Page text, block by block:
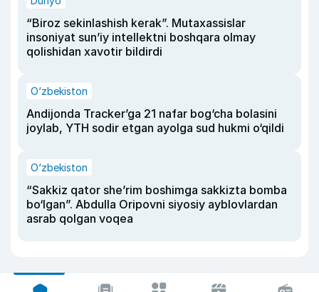
“Biroz sekinlashish kerak”. Mutaxassislar
insoniyat sun’iy intellektni boshqara olmay
qolishidan xavotir bildirdi
O‘zbekiston
Andijonda Tracker’ga 21 nafar bog‘cha bolasini
joylab, YTH sodir etgan ayolga sud hukmi o‘qildi
O‘zbekiston
“Sakkiz qator she’rim boshimga sakkizta bomba
bo‘lgan”. Abdulla Oripovni siyosiy ayblovlardan
asrab qolgan voqea